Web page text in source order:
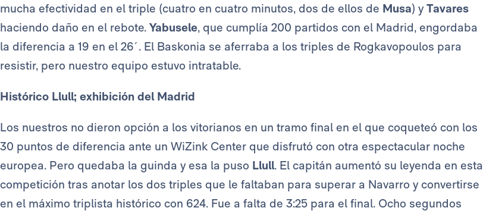
mucha efectividad en el triple (cuatro en cuatro minutos, dos de ellos de Musa) y Tavares
haciendo daño en el rebote. Yabusele, que cumplía 200 partidos con el Madrid, engordaba
la diferencia a 19 en el 26´. El Baskonia se aferraba a los triples de Rogkavopoulos para
resistir, pero nuestro equipo estuvo intratable.
Histórico Llull; exhibición del Madrid
Los nuestros no dieron opción a los vitorianos en un tramo final en el que coqueteó con los
30 puntos de diferencia ante un WiZink Center que disfrutó con otra espectacular noche
europea. Pero quedaba la guinda y esa la puso Llull. El capitán aumentó su leyenda en esta
competición tras anotar los dos triples que le faltaban para superar a Navarro y convertirse
en el máximo triplista histórico con 624. Fue a falta de 3:25 para el final. Ocho segundos